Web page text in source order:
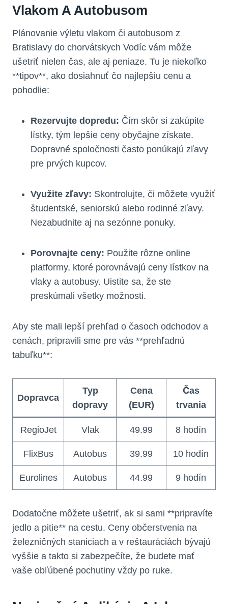
Vlakom A Autobusom
Plánovanie výletu vlakom či autobusom z
Bratislavy do chorvátskych Vodíc vám môže
ušetriť nielen čas, ale aj peniaze. Tu je niekoľko
**tipov**, ako dosiahnuť čo najlepšiu cenu a
pohodlie:
Rezervujte dopredu: Čím skôr si zakúpite
lístky, tým lepšie ceny obyčajne získate.
Dopravné spoločnosti často ponúkajú zľavy
pre prvých kupcov.
Využite zľavy: Skontrolujte, či môžete využiť
študentské, seniorskú alebo rodinné zľavy.
Nezabudnite aj na sezónne ponuky.
Porovnajte ceny: Použite rôzne online
platformy, ktoré porovnávajú ceny lístkov na
vlaky a autobusy. Uistite sa, že ste
preskúmali všetky možnosti.
Aby ste mali lepší prehľad o časoch odchodov a
cenách, pripravili sme pre vás **prehľadnú
tabuľku**:
Dopravca
Typ
dopravy
Cena
(EUR)
Čas
trvania
RegioJet Vlak 49.99 8 hodín
FlixBus Autobus 39.99 10 hodín
Eurolines Autobus 44.99 9 hodín
Dodatočne môžete ušetriť, ak si sami **pripravíte
jedlo a pitie** na cestu. Ceny občerstvenia na
železničných staniciach a v reštauráciách bývajú
vyššie a takto si zabezpečíte, že budete mať
vaše obľúbené pochutiny vždy po ruke.